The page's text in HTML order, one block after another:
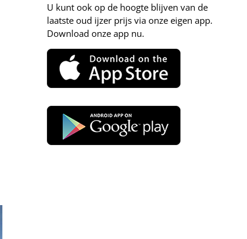
U kunt ook op de hoogte blijven van de
laatste oud ijzer prijs via onze eigen app.
Download onze app nu.